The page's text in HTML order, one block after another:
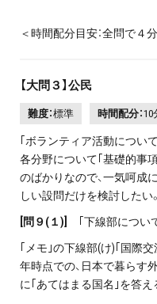
＜時間配分目安：全問で４
【大問３】公民
難度：標準 時間配分：10
｢ボランティア活動につい
各分野について｢基礎的事
のばかりなので、一気呵成
しい設問だけを検討したい。
[問９(１)] ｢下線部につい
｢メモ｣の下線部(け)｢国際
年時点での、日本で暮らす
に｢あてはまる国名｣を答え